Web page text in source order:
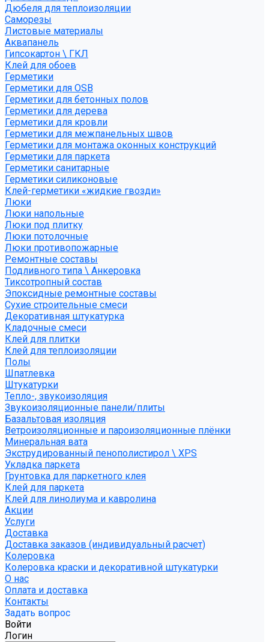
Дюбеля для теплоизоляции
Саморезы
Листовые материалы
Аквапанель
Гипсокартон \ ГКЛ
Клей для обоев
Герметики
Герметики для OSB
Герметики для бетонных полов
Герметики для дерева
Герметики для кровли
Герметики для межпанельных швов
Герметики для монтажа оконных конструкций
Герметики для паркета
Герметики санитарные
Герметики силиконовые
Клей-герметики «жидкие гвозди»
Люки
Люки напольные
Люки под плитку
Люки потолочные
Люки противопожарные
Ремонтные составы
Подливного типа \ Анкеровка
Тиксотропный состав
Эпоксидные ремонтные составы
Сухие строительные смеси
Декоративная штукатурка
Кладочные смеси
Клей для плитки
Клей для теплоизоляции
Полы
Шпатлевка
Штукатурки
Тепло-, звукоизоляция
Звукоизоляционные панели/плиты
Базальтовая изоляция
Ветроизоляционные и пароизоляционные плёнки
Минеральная вата
Экструдированный пенополистирол \ XPS
Укладка паркета
Грунтовка для паркетного клея
Клей для паркета
Клей для линолиума и кавролина
Акции
Услуги
Доставка
Доставка заказов (индивидуальный расчет)
Колеровка
Колеровка краски и декоративной штукатурки
О нас
Оплата и доставка
Контакты
Задать вопрос
Войти
Логин